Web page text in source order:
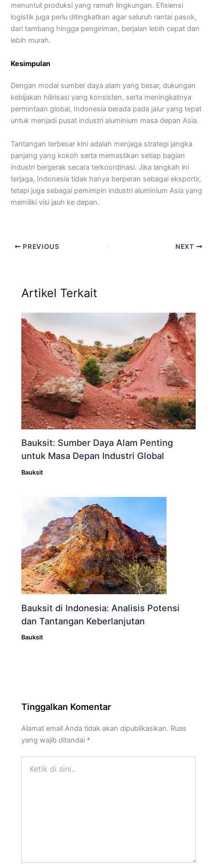
menuntut produksi yang ramah lingkungan. Efisiensi
logistik juga perlu ditingkatkan agar seluruh rantai pasok,
dari tambang hingga pengiriman, berjalan lebih cepat dan
lebih murah.
Kesimpulan
Dengan modal sumber daya alam yang besar, dukungan
kebijakan hilirisasi yang konsisten, serta meningkatnya
permintaan global, Indonesia berada pada jalur yang tepat
untuk menjadi pusat industri aluminium masa depan Asia.
Tantangan terbesar kini adalah menjaga strategi jangka
panjang yang kokoh serta memastikan setiap bagian
industri bergerak secara terkoordinasi. Jika langkah ini
terjaga, Indonesia tidak hanya berperan sebagai eksportir,
tetapi juga sebagai pemimpin industri aluminium Asia yang
memiliki visi jauh ke depan.
PREVIOUS NEXT
Artikel Terkait
Bauksit: Sumber Daya Alam Penting
untuk Masa Depan Industri Global
Bauksit
Bauksit di Indonesia: Analisis Potensi
dan Tantangan Keberlanjutan
Bauksit
Tinggalkan Komentar
Alamat email Anda tidak akan dipublikasikan. Ruas
yang wajib ditandai *